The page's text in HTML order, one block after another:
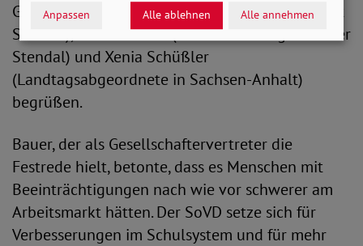
Grüttner (Teamleiterin bei der Agentur für Arbeit
Stendal), Axel Kleefeld (stellv. Oberbürgermeister
Stendal) und Xenia Schüßler
(Landtagsabgeordnete in Sachsen-Anhalt)
begrüßen.
Bauer, der als Gesellschaftervertreter die
Festrede hielt, betonte, dass es Menschen mit
Beeinträchtigungen nach wie vor schwerer am
Arbeitsmarkt hätten. Der SoVD setze sich für
Verbesserungen im Schulsystem und für mehr
Anpassen Alle ablehnen Alle annehmen